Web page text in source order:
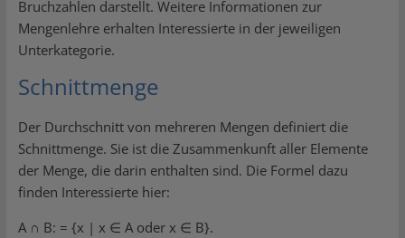
Bruchzahlen darstellt. Weitere Informationen zur
Mengenlehre erhalten Interessierte in der jeweiligen
Unterkategorie.
Schnittmenge
Der Durchschnitt von mehreren Mengen definiert die
Schnittmenge. Sie ist die Zusammenkunft aller Elemente
der Menge, die darin enthalten sind. Die Formel dazu
finden Interessierte hier:
A ∩ B: = {x | x ∈ A oder x ∈ B}.